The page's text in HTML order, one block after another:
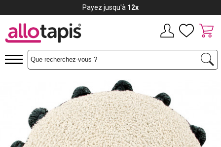
Payez jusqu'à 12x